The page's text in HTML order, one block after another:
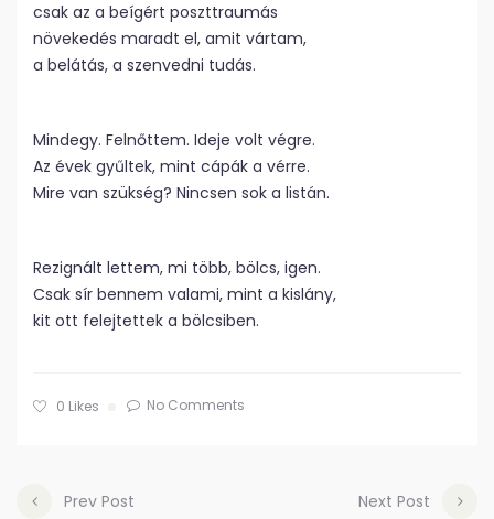
csak az a beígért poszttraumás
növekedés maradt el, amit vártam,
a belátás, a szenvedni tudás.
Mindegy. Felnőttem. Ideje volt végre.
Az évek gyűltek, mint cápák a vérre.
Mire van szükség? Nincsen sok a listán.
Rezignált lettem, mi több, bölcs, igen.
Csak sír bennem valami, mint a kislány,
kit ott felejtettek a bölcsiben.
0 Likes No Comments
Prev Post Next Post